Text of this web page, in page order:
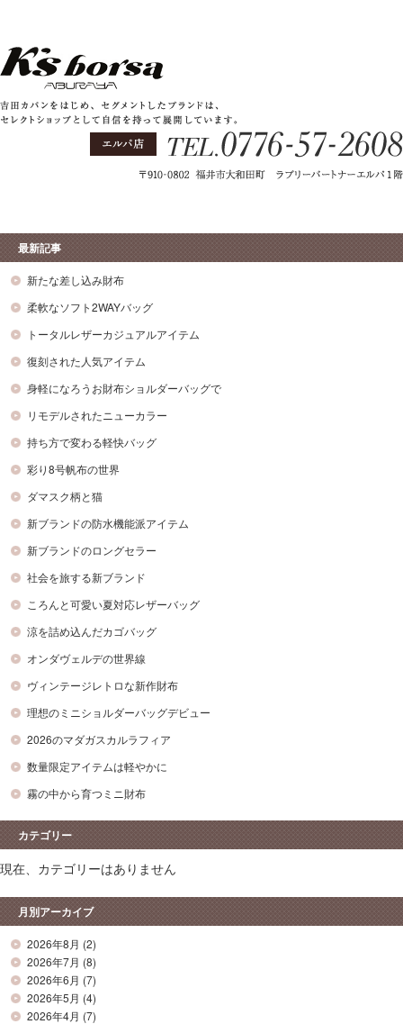
最新記事
新たな差し込み財布
柔軟なソフト2WAYバッグ
トータルレザーカジュアルアイテム
復刻された人気アイテム
身軽になろうお財布ショルダーバッグで
リモデルされたニューカラー
持ち方で変わる軽快バッグ
彩り8号帆布の世界
ダマスク柄と猫
新ブランドの防水機能派アイテム
新ブランドのロングセラー
社会を旅する新ブランド
ころんと可愛い夏対応レザーバッグ
涼を詰め込んだカゴバッグ
オンダヴェルデの世界線
ヴィンテージレトロな新作財布
理想のミニショルダーバッグデビュー
2026のマダガスカルラフィア
数量限定アイテムは軽やかに
霧の中から育つミニ財布
カテゴリー
現在、カテゴリーはありません
月別アーカイブ
2026年8月 (2)
2026年7月 (8)
2026年6月 (7)
2026年5月 (4)
2026年4月 (7)